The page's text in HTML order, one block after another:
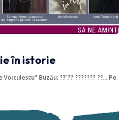
în istorie
Buzău: ??̆ ?? ??????? ??... Pe